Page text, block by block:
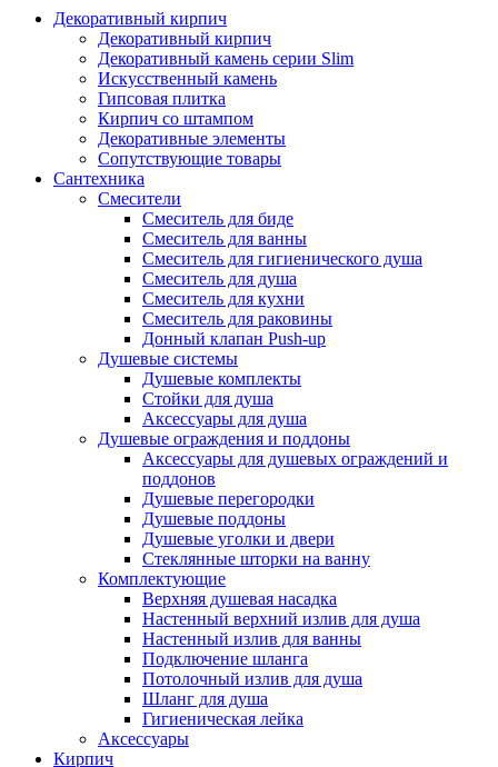
Декоративный кирпич
Декоративный кирпич
Декоративный камень серии Slim
Искусственный камень
Гипсовая плитка
Кирпич со штампом
Декоративные элементы
Сопутствующие товары
Сантехника
Смесители
Смеситель для биде
Смеситель для ванны
Смеситель для гигиенического душа
Смеситель для душа
Смеситель для кухни
Смеситель для раковины
Донный клапан Push-up
Душевые системы
Душевые комплекты
Стойки для душа
Аксессуары для душа
Душевые ограждения и поддоны
Аксессуары для душевых ограждений и
поддонов
Душевые перегородки
Душевые поддоны
Душевые уголки и двери
Стеклянные шторки на ванну
Комплектующие
Верхняя душевая насадка
Настенный верхний излив для душа
Настенный излив для ванны
Подключение шланга
Потолочный излив для душа
Шланг для душа
Гигиеническая лейка
Аксессуары
Кирпич